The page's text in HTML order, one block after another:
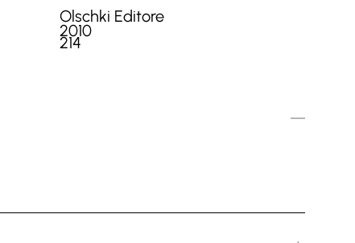
Olschki Editore
2010
214